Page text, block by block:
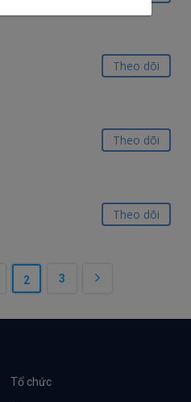
Theo dõi
Theo dõi
Theo dõi
2 3
Tổ chức